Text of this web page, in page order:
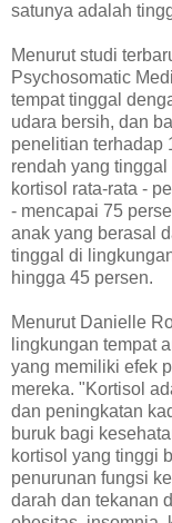
satunya adalah
Menurut studi
Psychosomatic
tempat tinggal
udara bersih, dan
penelitian terhadap
rendah yang
kortisol rata-rata -
- mencapai 75
anak yang berasal
tinggal di
hingga 45 persen.
Menurut Danielle
lingkungan tempat
yang memiliki efek
mereka. "Kortisol
dan peningkatan
buruk bagi
kortisol yang tinggi
penurunan fungsi
darah dan tekanan